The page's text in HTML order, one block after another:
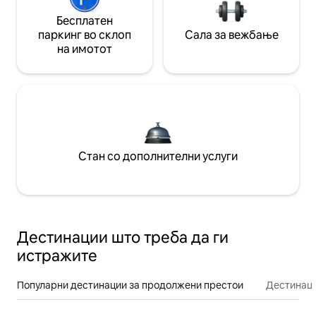
Бесплатен
паркинг во склоп
на имотот
Сала за вежбање
Стан со дополнителни услуги
Дестинации што треба да ги
истражите
Популарни дестинации за продолжени престои